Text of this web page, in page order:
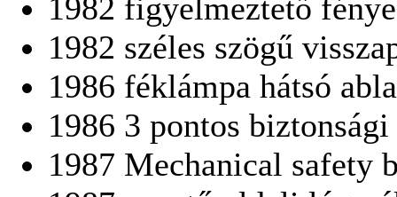
1982 figyelmeztető
1982 széles szögű
1986 féklámpa hátsó
1986 3 pontos
1987 Mechanical safety